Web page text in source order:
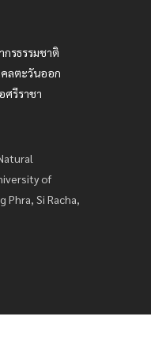
รธรรมชาติ
คลตะวันออก
ศรีราชา
of
Phra, Si Racha,